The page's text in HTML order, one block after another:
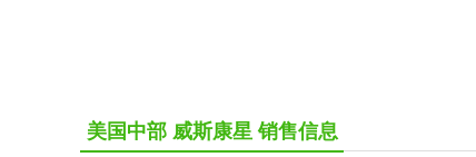
美国中部 威斯康星 销售信息